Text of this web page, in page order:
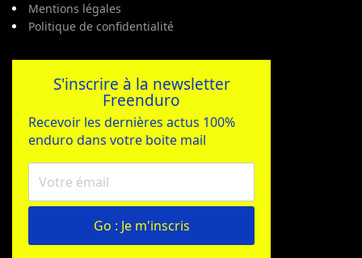
Mentions légales
Politique de confidentialité
S'inscrire à la newsletter
Freenduro
Recevoir les dernières actus 100%
enduro dans votre boite mail
Go : Je m'inscris